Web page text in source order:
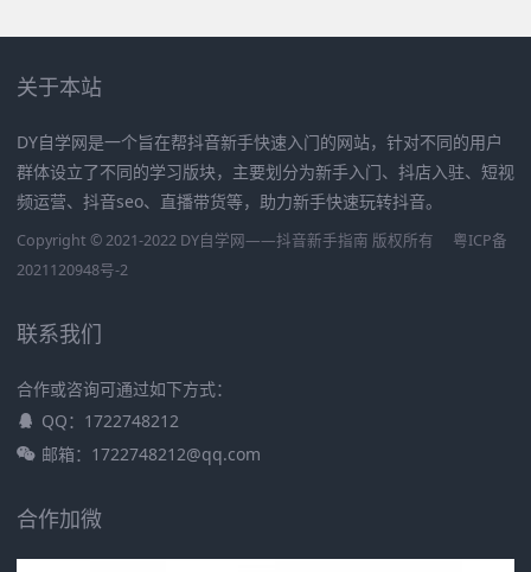
关于本站
DY自学网是一个旨在帮抖音新手快速入门的网站，针对不同的用户
群体设立了不同的学习版块，主要划分为新手入门、抖店入驻、短视
频运营、抖音seo、直播带货等，助力新手快速玩转抖音。
Copyright © 2021-2022 DY自学网——抖音新手指南 版权所有
粤ICP备
2021120948号-2
联系我们
合作或咨询可通过如下方式：
QQ：1722748212
邮箱：1722748212@qq.com
合作加微